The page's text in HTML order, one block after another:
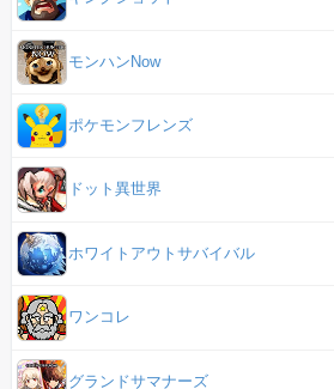
モンハンNow
ポケモンフレンズ
ドット異世界
ホワイトアウトサバイバル
ワンコレ
グランドサマナーズ